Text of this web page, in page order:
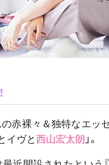
の赤裸々＆独特なエッ
イヴと西山宏太朗 」。